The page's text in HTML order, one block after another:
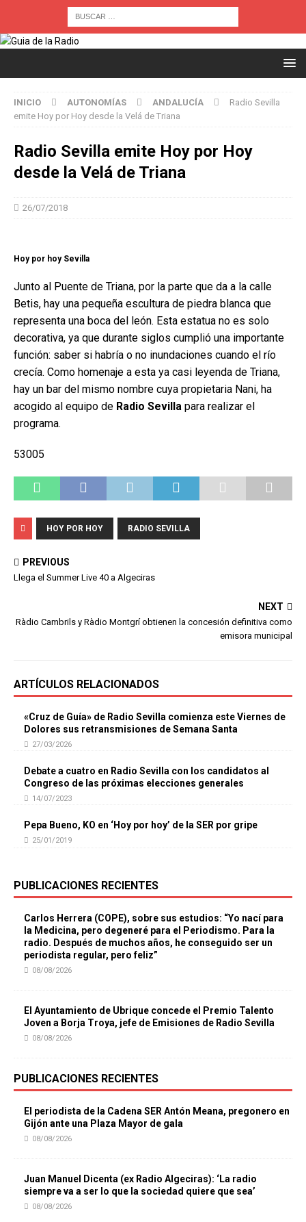
INICIO AUTONOMÍAS ANDALUCÍA
Radio Sevilla
emite Hoy por Hoy desde la Velá de Triana
Radio Sevilla emite Hoy por Hoy
desde la Velá de Triana
26/07/2018
Hoy por hoy Sevilla
Junto al Puente de Triana, por la parte que da a la calle
Betis, hay una pequeña escultura de piedra blanca que
representa una boca del león. Esta estatua no es solo
decorativa, ya que durante siglos cumplió una importante
función: saber si habría o no inundaciones cuando el río
crecía. Como homenaje a esta ya casi leyenda de Triana,
hay un bar del mismo nombre cuya propietaria Nani, ha
acogido al equipo de Radio Sevilla para realizar el
programa.
53005
HOY POR HOY RADIO SEVILLA
PREVIOUS
Llega el Summer Live 40 a Algeciras
NEXT
Ràdio Cambrils y Ràdio Montgrí obtienen la concesión definitiva como
emisora municipal
ARTÍCULOS RELACIONADOS
«Cruz de Guía» de Radio Sevilla comienza este Viernes de
Dolores sus retransmisiones de Semana Santa
27/03/2026
Debate a cuatro en Radio Sevilla con los candidatos al
Congreso de las próximas elecciones generales
14/07/2023
Pepa Bueno, KO en ‘Hoy por hoy’ de la SER por gripe
25/01/2019
PUBLICACIONES RECIENTES
Carlos Herrera (COPE), sobre sus estudios: “Yo nací para
la Medicina, pero degeneré para el Periodismo. Para la
radio. Después de muchos años, he conseguido ser un
periodista regular, pero feliz”
08/08/2026
El Ayuntamiento de Ubrique concede el Premio Talento
Joven a Borja Troya, jefe de Emisiones de Radio Sevilla
08/08/2026
PUBLICACIONES RECIENTES
El periodista de la Cadena SER Antón Meana, pregonero en
Gijón ante una Plaza Mayor de gala
08/08/2026
Juan Manuel Dicenta (ex Radio Algeciras): ‘La radio
siempre va a ser lo que la sociedad quiere que sea’
08/08/2026